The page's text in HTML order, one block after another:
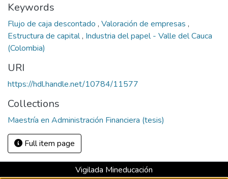
Keywords
Flujo de caja descontado , Valoración de empresas ,
Estructura de capital, Industria del papel - Valle del Cauca
(Colombia)
URI
https://hdl.handle.net/10784/11577
Collections
Maestría en Administración Financiera (tesis)
Full item page
Vigilada Mineducación